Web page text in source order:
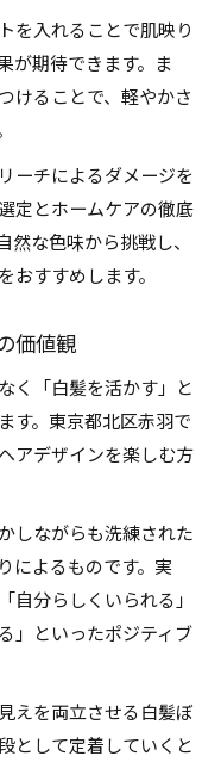
を入れることで肌映り
が期待できます。ま
けることで、軽やかさ
ーチによるダメージを
定とホームケアの徹底
然な色味から挑戦し、
おすすめします。
価値観
く「白髪を活かす」と
す。東京都北区赤羽で
アデザインを楽しむ方
しながらも洗練された
によるものです。実
自分らしくいられる」
」といったポジティブ
えを両立させる白髪ぼ
として定着していくと